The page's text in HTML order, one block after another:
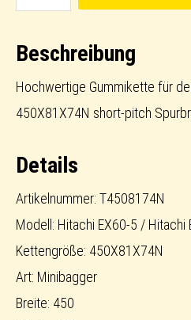
Track
short-
pitch
Beschreibung
Hochwertige Gummikette für
450X81X74N short-pitch
Details
Artikelnummer: T4508174N
Modell: Hitachi EX60-5 /
Kettengröße: 450X81X74N
Art: Minibagger
Breite: 450